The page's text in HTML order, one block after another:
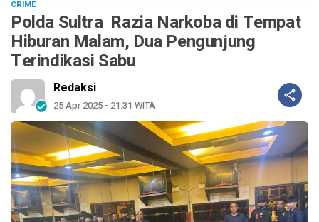
CRIME
Polda Sultra Razia Narkoba di Tempat
Hiburan Malam, Dua Pengunjung
Terindikasi Sabu
Redaksi
25 Apr 2025 - 21:31 WITA